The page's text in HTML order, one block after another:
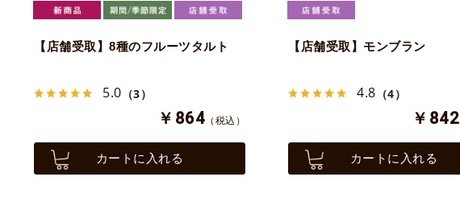
【店舗受取】8種のフルーツタルト
5.0 （3）
￥864 （税込）
カートに入れる
【店舗受取】モンブラン
4.8 （4）
￥842
カートに入れる